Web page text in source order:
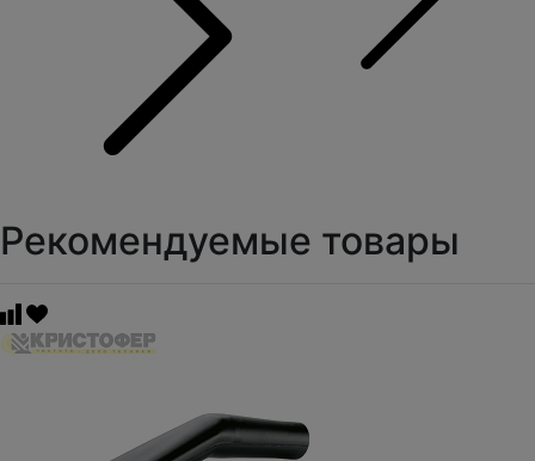
Рекомендуемые товары